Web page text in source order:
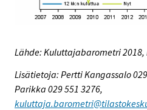
Lähde: Kuluttajabarometri 2018,
Lisätietoja: Pertti Kangassalo
Parikka 029 551 3276,